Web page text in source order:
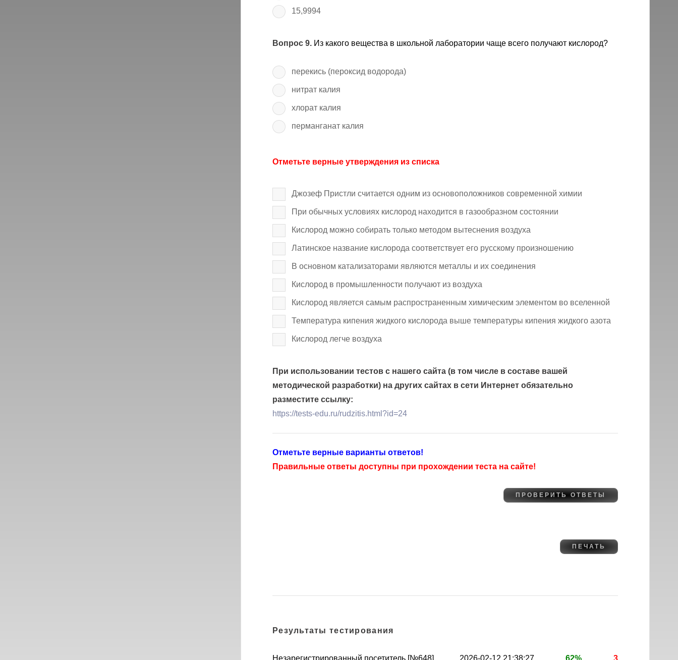
15,9994
Вопрос 9.Из какого вещества в школьной лаборатории чаще всего получают кислород?
перекись (пероксид водорода)
нитрат калия
хлорат калия
перманганат калия
Отметьте верные утверждения из списка
Джозеф Пристли считается одним из основоположников современной химии
При обычных условиях кислород находится в газообразном состоянии
Кислород можно собирать только методом вытеснения воздуха
Латинское название кислорода соответствует его русскому произношению
В основном катализаторами являются металлы и их соединения
Кислород в промышленности получают из воздуха
Кислород является самым распространенным химическим элементом во вселенной
Температура кипения жидкого кислорода выше температуры кипения жидкого азота
Кислород легче воздуха
При использовании тестов с нашего сайта (в том числе в составе вашей
методической разработки) на других сайтах в сети Интернет обязательно
разместите ссылку:
https://tests-edu.ru/rudzitis.html?id=24
Отметьте верные варианты ответов!
Правильные ответы доступны при прохождении теста на сайте!
Результаты тестирования
Незарегистрированный посетитель [№648] 2026-02-12 21:38:27 62% 3